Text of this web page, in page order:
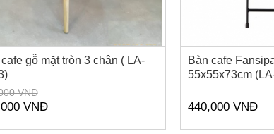
gỗ mặt tròn 3 chân ( LA-
VNĐ
VNĐ
Bàn cafe
55x55x73cm
440,000 VNĐ